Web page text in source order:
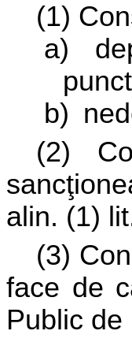
(1)
a)
b)
(2)
alin. (1)
(3)
face de
Public